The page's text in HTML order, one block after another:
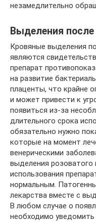
незамедлительно
Выделения после
Кровяные выделения
являются
препарат
на развитие
плаценты, что крайне
и может привести к
появиться из-за
длительного срока
обязательно нужно
которые на момент
венерическими
выделения розоватого
использования
нормальным.
лекарства вместе с
В любом случае о
необходимо